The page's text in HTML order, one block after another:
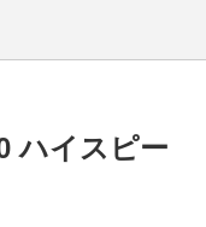
ハイスピー